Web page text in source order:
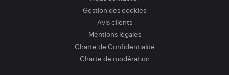
Gestion des cookies
Avis clients
Mentions légales
Charte de Confidentialité
Charte de modération